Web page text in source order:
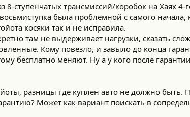
8-ступенчатых трансмиссий/коробок на Хаях 4-
была проблемной с самого начала,
косяки так и не исправила.
там не выдерживает нагрузки, сказать
Кому повезло, и завыло до конца
бесплатно меняют. Ну а у кого после
разницы где куплен авто не должно быть.
Может как вариант поискать в